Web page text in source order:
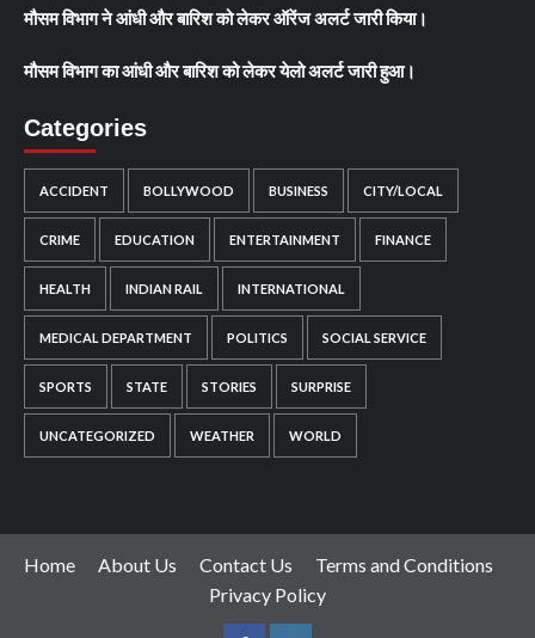
मौसम विभाग ने आंधी और बारिश को लेकर ऑरेंज अलर्ट जारी किया।
मौसम विभाग का आंधी और बारिश को लेकर येलो अलर्ट जारी हुआ।
Categories
ACCIDENT BOLLYWOOD BUSINESS CITY/LOCAL
CRIME EDUCATION ENTERTAINMENT FINANCE
HEALTH INDIAN RAIL INTERNATIONAL
MEDICAL DEPARTMENT POLITICS SOCIAL SERVICE
SPORTS STATE STORIES SURPRISE
UNCATEGORIZED WEATHER WORLD
Home About Us Contact Us
Terms and Conditions
Privacy Policy